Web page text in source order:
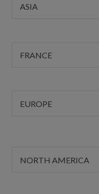
ASIA
FRANCE
EUROPE
NORTH AMERICA